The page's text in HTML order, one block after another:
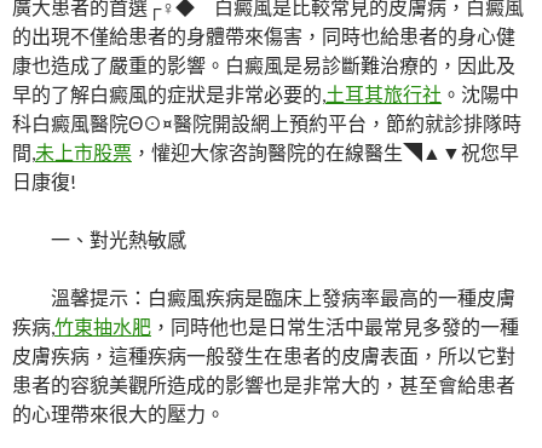
廣大患者的首選┌♀◆ 白癜風是比較常見的皮膚病，白癜風
的出現不僅給患者的身體帶來傷害，同時也給患者的身心健
康也造成了嚴重的影響。白癜風是易診斷難治療的，因此及
早的了解白癜風的症狀是非常必要的,土耳其旅行社 。沈陽中
科白癜風醫院Θ⊙¤醫院開設網上預約平台，節約就診排隊時
間,未上市股票 ，懽迎大傢咨詢醫院的在線醫生◥▲▼祝您早
日康復!
一、對光熱敏感
溫馨提示：白癜風疾病是臨床上發病率最高的一種皮膚
疾病,竹東抽水肥 ，同時他也是日常生活中最常見多發的一種
皮膚疾病，這種疾病一般發生在患者的皮膚表面，所以它對
患者的容貌美觀所造成的影響也是非常大的，甚至會給患者
的心理帶來很大的壓力。